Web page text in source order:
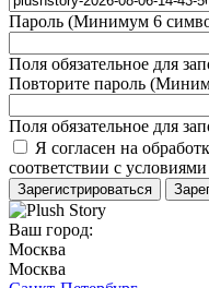
Пароль (Минимум 6
Поля обязательное для
Повторите пароль
Поля обязательное для
Я согласен на
соответствии с
Зарегистрироваться
Ваш город:
Москва
Москва